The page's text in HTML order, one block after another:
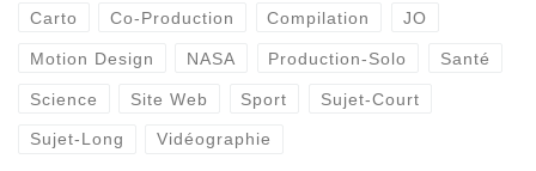
Carto Co-Production Compilation JO
Motion Design NASA Production-Solo Santé
Science Site Web Sport Sujet-Court
Sujet-Long Vidéographie